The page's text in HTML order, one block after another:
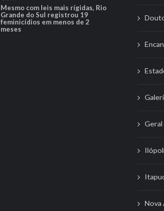
Mesmo com leis mais rígidas, Rio
Grande do Sul registrou 19
feminicídios em menos de 2
meses
Geral
Nova